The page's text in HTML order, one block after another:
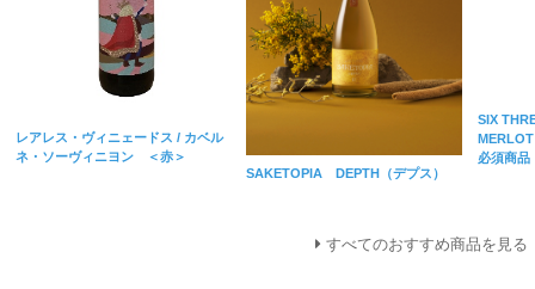
レアレス・ヴィニェードス / カベル
ネ・ソーヴィニヨン ＜赤＞
SAKETOPIA DEPTH（デプス）
SIX
必須商品
すべてのおすすめ商品を見る